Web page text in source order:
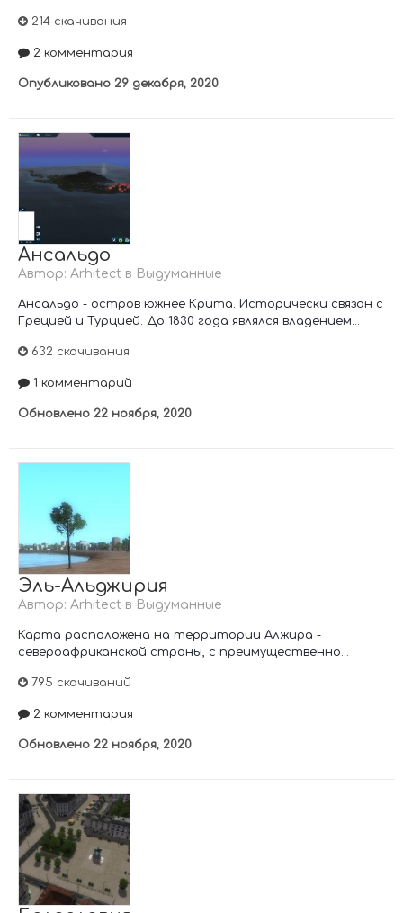
214 скачивания
2 комментария
Опубликовано 29 декабря, 2020
Ансальдо
Автор: Arhitect в Выдуманные
Ансальдо - остров южнее Крита. Исторически связан с
Грецией и Турцией. До 1830 года являлся владением...
632 скачивания
1 комментарий
Обновлено 22 ноября, 2020
Эль-Альджирия
Автор: Arhitect в Выдуманные
Карта расположена на территории Алжира -
североафриканской страны, с преимущественно...
795 скачиваний
2 комментария
Обновлено 22 ноября, 2020